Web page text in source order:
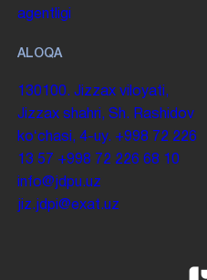
agentligi
ALOQA
130100. Jizzax viloyati,
Jizzax shahri, Sh. Rashidov
koʻchasi, 4-uy. +998 72 226
13 57 +998 72 226 68 10
info@jdpu.uz
jiz.jdpi@exat.uz